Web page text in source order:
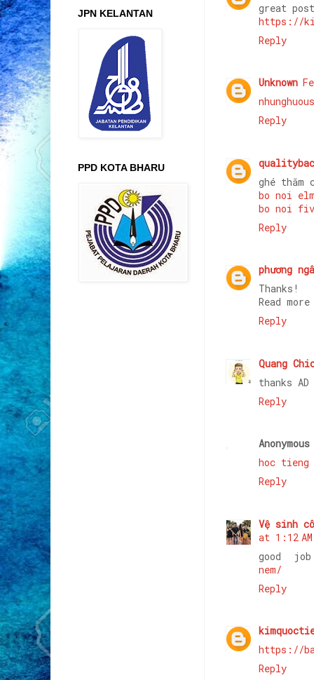
great
https://
Reply
Unknown
Reply
ghé thăm
bo noi
bo noi
Reply
phương
Thanks!
Read
Reply
Quang
thanks AD
Reply
Anonymous
hoc tieng
Reply
Vệ sinh
at 1:12 AM
good
nem/
Reply
https://
Reply
JPN KELANTAN
PPD KOTA BHARU